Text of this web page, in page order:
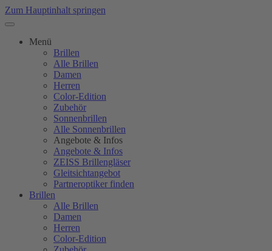
Zum Hauptinhalt springen
Menü
Brillen
Alle Brillen
Damen
Herren
Color-Edition
Zubehör
Sonnenbrillen
Alle Sonnenbrillen
Angebote & Infos
Angebote & Infos
ZEISS Brillengläser
Gleitsichtangebot
Partneroptiker finden
Brillen
Alle Brillen
Damen
Herren
Color-Edition